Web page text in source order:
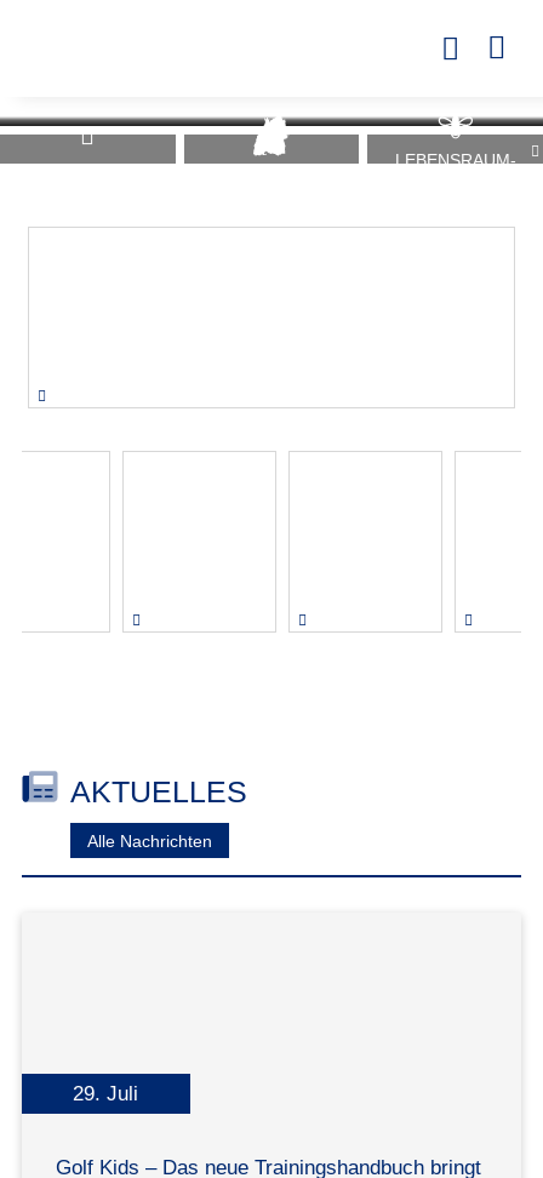

TIMER
LEBENSRAUM-
AKTUELLES
Alle Nachrichten
29. Juli
Golf Kids – Das neue Trainingshandbuch bringt